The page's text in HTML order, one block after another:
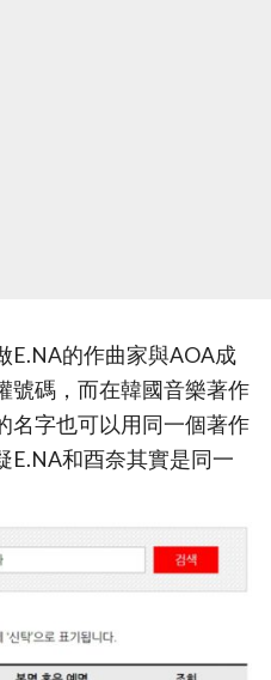
E.NA的作曲家與AOA成
號碼，而在韓國音樂著作
名字也可以用同一個著作
E.NA和酉奈其實是同一